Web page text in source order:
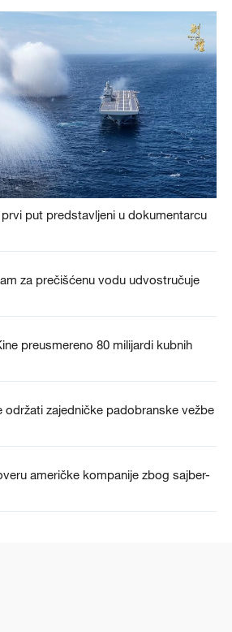
put predstavljeni u dokumentarcu
za prečišćenu vodu udvostručuje
preusmereno 80 milijardi kubnih
održati zajedničke padobranske vežbe
američke kompanije zbog sajber-